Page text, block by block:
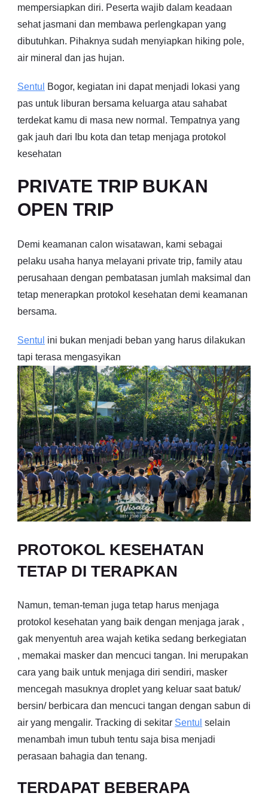
mempersiapkan diri. Peserta wajib dalam keadaan
sehat jasmani dan membawa perlengkapan yang
dibutuhkan. Pihaknya sudah menyiapkan hiking pole,
air mineral dan jas hujan.
Sentul
Bogor, kegiatan ini dapat menjadi lokasi yang
pas untuk liburan bersama keluarga atau sahabat
terdekat kamu di masa new normal. Tempatnya yang
gak jauh dari Ibu kota dan tetap menjaga protokol
kesehatan
PRIVATE TRIP BUKAN
OPEN TRIP
Demi keamanan calon wisatawan, kami sebagai
pelaku usaha hanya melayani private trip, family atau
perusahaan dengan pembatasan jumlah maksimal dan
tetap menerapkan protokol kesehatan demi keamanan
bersama.
Sentul ini bukan menjadi beban yang harus dilakukan
tapi terasa mengasyikan
PROTOKOL KESEHATAN
TETAP DI TERAPKAN
Namun, teman-teman juga tetap harus menjaga
protokol kesehatan yang baik dengan menjaga jarak ,
gak menyentuh area wajah ketika sedang berkegiatan
, memakai masker dan mencuci tangan. Ini merupakan
cara yang baik untuk menjaga diri sendiri, masker
mencegah masuknya droplet yang keluar saat batuk/
bersin/ berbicara dan mencuci tangan dengan sabun di
air yang mengalir. Tracking di sekitar Sentul selain
menambah imun tubuh tentu saja bisa menjadi
perasaan bahagia dan tenang.
TERDAPAT BEBERAPA